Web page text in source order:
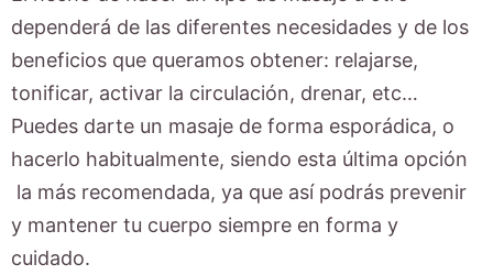
dependerá de las diferentes necesidades y de los
beneficios que queramos obtener: relajarse,
tonificar, activar la circulación, drenar, etc…
Puedes darte un masaje de forma esporádica, o
hacerlo habitualmente, siendo esta última opción
la más recomendada, ya que así podrás prevenir
y mantener tu cuerpo siempre en forma y
cuidado.